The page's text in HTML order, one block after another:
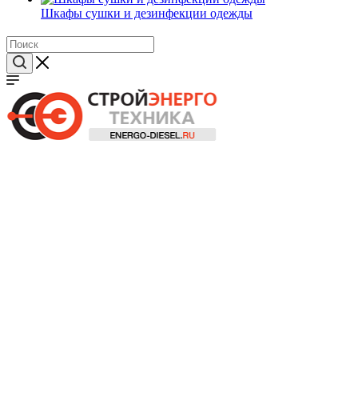
Шкафы сушки и дезинфекции одежды